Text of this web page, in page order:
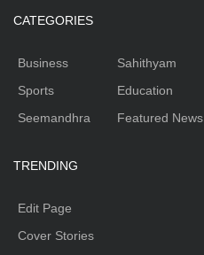
CATEGORIES
Business
Sports
Seemandhra
Sahithyam
Education
Featured News
TRENDING
Edit Page
Cover Stories